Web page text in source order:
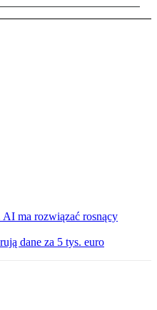
ma rozwiązać rosnący
dane za 5 tys. euro